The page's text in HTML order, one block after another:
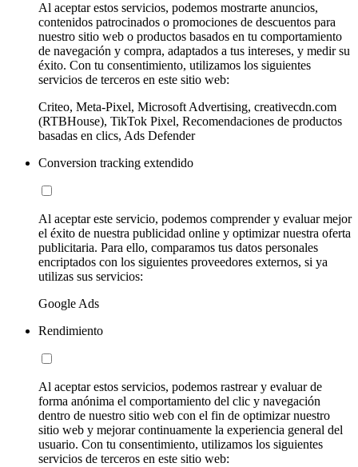
Al aceptar estos servicios, podemos mostrarte anuncios,
contenidos patrocinados o promociones de descuentos para
nuestro sitio web o productos basados en tu comportamiento
de navegación y compra, adaptados a tus intereses, y medir su
éxito. Con tu consentimiento, utilizamos los siguientes
servicios de terceros en este sitio web:
Criteo, Meta-Pixel, Microsoft Advertising, creativecdn.com
(RTBHouse), TikTok Pixel, Recomendaciones de productos
basadas en clics, Ads Defender
Conversion tracking extendido
Al aceptar este servicio, podemos comprender y evaluar mejor
el éxito de nuestra publicidad online y optimizar nuestra oferta
publicitaria. Para ello, comparamos tus datos personales
encriptados con los siguientes proveedores externos, si ya
utilizas sus servicios:
Google Ads
Rendimiento
Al aceptar estos servicios, podemos rastrear y evaluar de
forma anónima el comportamiento del clic y navegación
dentro de nuestro sitio web con el fin de optimizar nuestro
sitio web y mejorar continuamente la experiencia general del
usuario. Con tu consentimiento, utilizamos los siguientes
servicios de terceros en este sitio web: